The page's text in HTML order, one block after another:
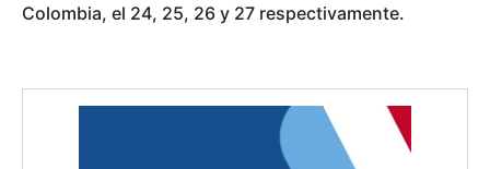
Colombia, el 24, 25, 26 y 27 respectivamente.